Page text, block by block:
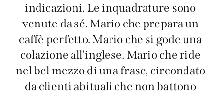
indicazioni. Le inquadrature sono
venute da sé. Mario che prepara un
caffè perfetto. Mario che si gode una
colazione all’inglese. Mario che ride
nel bel mezzo di una frase, circondato
da clienti abituali che non battono